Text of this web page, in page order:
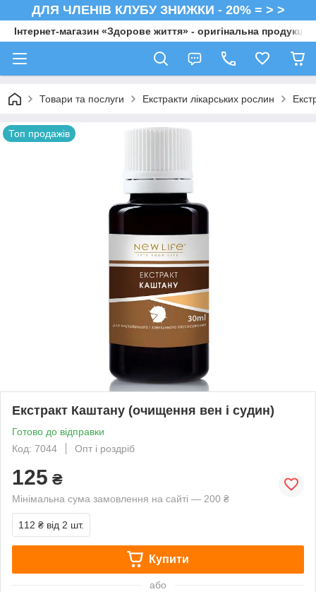
ДЛЯ ЧЛЕНІВ КЛУБУ ЗНИЖКИ - 20% = > >
Інтернет-магазин «Здорове життя» - оригінальна продукція
Товари та послуги Екстракти лікарських рослин
Топ продажів
Екстракт Каштану (очищення вен і судин)
Готово до відправки
Код: 7044
Опт і роздріб
125 ₴
Мінімальна сума замовлення на сайті — 200 ₴
112 ₴ від 2 шт.
Купити
або